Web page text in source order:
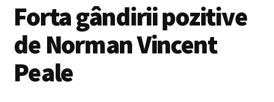
Forta gândirii pozitive
de Norman Vincent
Peale